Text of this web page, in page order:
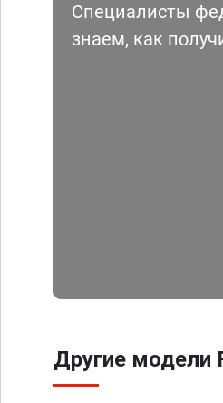
Специалисты
знаем, как
Другие модели